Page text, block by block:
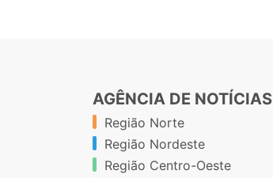
AGÊNCIA DE NOTÍCIAS
Região Norte
Região Nordeste
Região Centro-Oeste